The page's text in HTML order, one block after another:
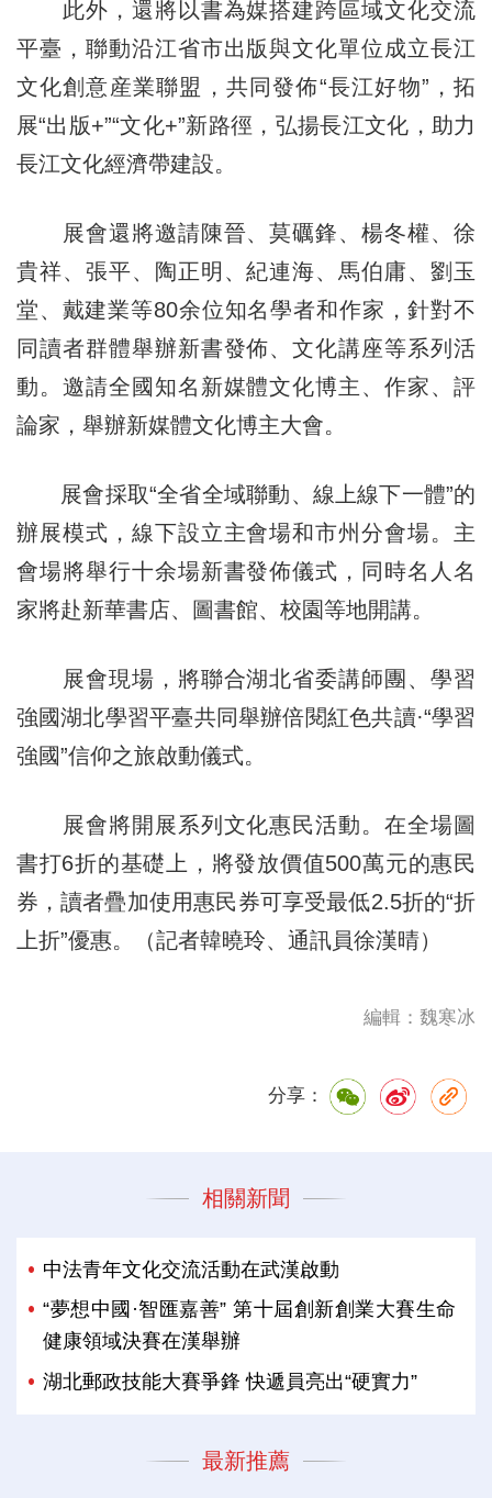
此外，還將以書為媒搭建跨區域文化交流
平臺，聯動沿江省市出版與文化單位成立長江
文化創意産業聯盟，共同發佈“長江好物”，拓
展“出版+”“文化+”新路徑，弘揚長江文化，助力
長江文化經濟帶建設。
展會還將邀請陳晉、莫礪鋒、楊冬權、徐
貴祥、張平、陶正明、紀連海、馬伯庸、劉玉
堂、戴建業等80余位知名學者和作家，針對不
同讀者群體舉辦新書發佈、文化講座等系列活
動。邀請全國知名新媒體文化博主、作家、評
論家，舉辦新媒體文化博主大會。
展會採取“全省全域聯動、線上線下一體”的
辦展模式，線下設立主會場和市州分會場。主
會場將舉行十余場新書發佈儀式，同時名人名
家將赴新華書店、圖書館、校園等地開講。
展會現場，將聯合湖北省委講師團、學習
強國湖北學習平臺共同舉辦倍閱紅色共讀·“學習
強國”信仰之旅啟動儀式。
展會將開展系列文化惠民活動。在全場圖
書打6折的基礎上，將發放價值500萬元的惠民
券，讀者疊加使用惠民券可享受最低2.5折的“折
上折”優惠。（記者韓曉玲、通訊員徐漢晴）
編輯：魏寒冰
分享：
相關新聞
中法青年文化交流活動在武漢啟動
“夢想中國·智匯嘉善” 第十屆創新創業大賽生命
健康領域決賽在漢舉辦
湖北郵政技能大賽爭鋒 快遞員亮出“硬實力”
最新推薦